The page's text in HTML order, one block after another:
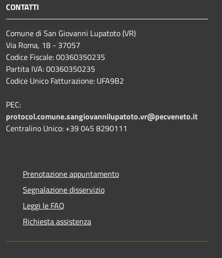
CONTATTI
Comune di San Giovanni Lupatoto (VR)
Via Roma, 18 - 37057
Codice Fiscale: 00360350235
Partita IVA: 00360350235
Codice Unico Fatturazione: UFA9B2
PEC:
protocol.comune.sangiovannilupatoto.vr@pecveneto.it
Centralino Unico: +39 045 8290111
Prenotazione appuntamento
Segnalazione disservizio
Leggi le FAQ
Richiesta assistenza